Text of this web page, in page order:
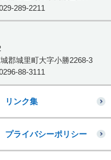
289-2211
郡城里町大字小勝2268-3
88-3111
リンク集
プライバシーポリシー